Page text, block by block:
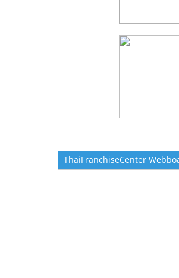
ThaiFranchiseCenter